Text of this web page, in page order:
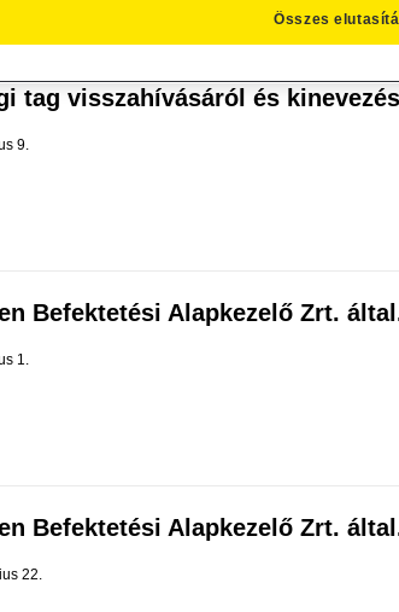
tag visszahívásáról és
9.
Befektetési Alapkezelő Zrt.
1.
Befektetési Alapkezelő Zrt.
22.
Összes